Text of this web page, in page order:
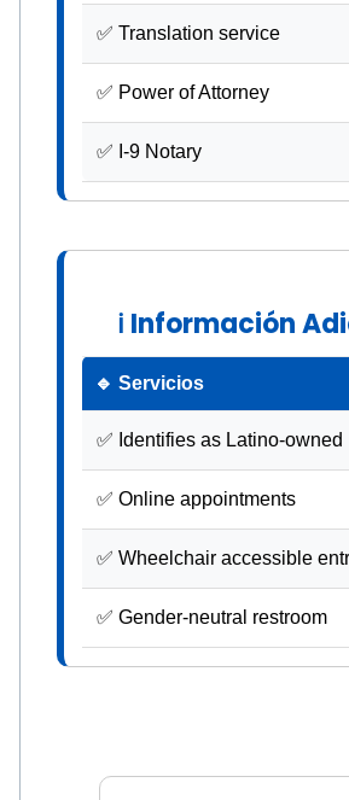
✅ Translation service
✅ Power of Attorney
✅ I-9 Notary
ℹ Información
🔹 Servicios
✅ Identifies as Latino-owned
✅ Online appointments
✅ Wheelchair accessible
✅ Gender-neutral restroom